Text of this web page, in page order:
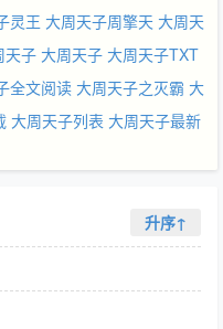
灵王 大周天子周擎天 大周天
天子 大周天子 大周天子TXT
全文阅读 大周天子之灭霸 大
大周天子列表 大周天子最新
升序↑